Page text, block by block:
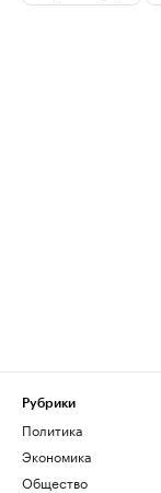
Рубрики
Политика
Экономика
Общество